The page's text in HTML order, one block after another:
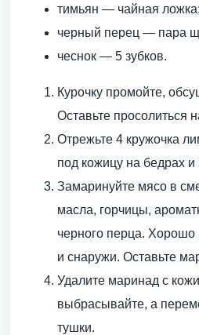
тимьян — чайная ложка;
черный перец — пара
чеснок — 5 зубков.
Курочку промойте,
Оставьте просолиться
Отрежьте 4 кружочка
под кожицу на бедрах и
Замаринуйте мясо в
масла, горчицы,
черного перца. Хорошо
и снаружи. Оставьте
Удалите маринад с
выбрасывайте, а
тушки.